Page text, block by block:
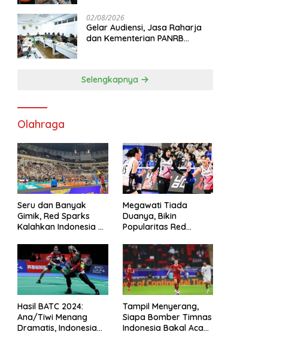
02/08/2026
Gelar Audiensi, Jasa Raharja
dan Kementerian PANRB
Selengkapnya
Olahraga
Seru dan Banyak
Gimik, Red Sparks
Kalahkan Indonesia All
Megawati Tiada
Duanya, Bikin
Popularitas Red
Hasil BATC 2024:
Ana/Tiwi Menang
Dramatis, Indonesia
Tampil Menyerang,
Siapa Bomber Timnas
Indonesia Bakal Acak-